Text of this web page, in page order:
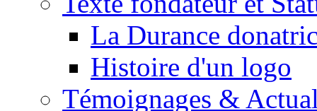
La Durance
Histoire d'un logo
Témoignages &